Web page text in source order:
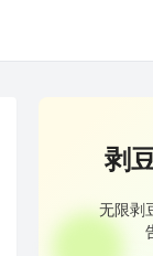
剥
无限剥